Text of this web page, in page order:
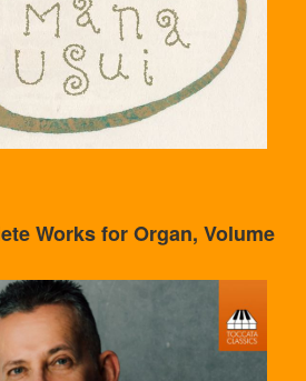
Works for Organ, Volume